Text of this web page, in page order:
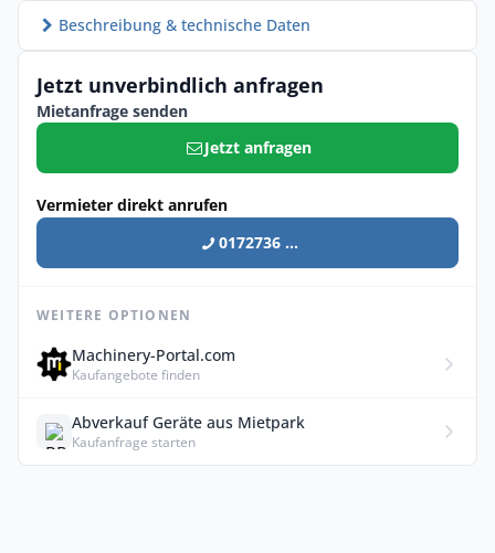
Beschreibung & technische Daten
Jetzt unverbindlich anfragen
Mietanfrage senden
Jetzt anfragen
Vermieter direkt anrufen
0172736 ...
WEITERE OPTIONEN
Machinery-Portal.com
Kaufangebote finden
Abverkauf Geräte aus Mietpark
Kaufanfrage starten